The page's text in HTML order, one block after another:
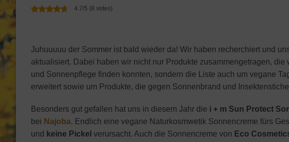
4.7/5 (8 votes)
Juhuuuuu der Sommer ist bald wieder da! Wir haben recherchiert und
aktualisiert. Dabei haben wir nicht nur Produkte zusammengetragen,
und Sonnenpflege finden konnten, sondern die Liste auch um vegane
erweitert sowie um Produkte, die gegen Sonnenbrand und
Besonders gut gefallen hat uns in diesem Jahr die i + m Sun Protect
bei Najoba. Endlich eine vegane Naturkosmwetik Sonnencreme fürs
und keine Pickel verursacht. Auch die Sonnencreme von Eco